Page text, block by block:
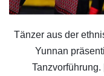
Tänzer aus der
Yunnan